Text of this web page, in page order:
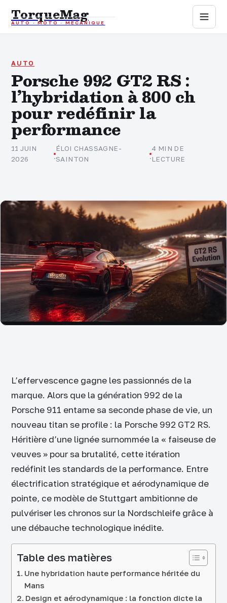
TorqueMag
AUTO · MOTO · MÉCANIQUE
Auto
Mécanique
Sports mécaniques
Assurance
AUTO
Porsche 992 GT2 RS :
l’hybridation à 800 ch
pour redéfinir la
performance
11 JUIN
2026
·
ÉLOI CHASSAGNE-
SAINTON
·
4 MIN DE
LECTURE
L’effervescence gagne les passionnés de la
marque. Alors que la génération 992 de la
Porsche 911 entame sa seconde phase de vie, un
nouveau titan se profile : la Porsche 992 GT2 RS.
Héritière d’une lignée surnommée la « faiseuse de
veuves » pour sa brutalité, cette itération
redéfinit les standards de la performance. Entre
électrification stratégique et aérodynamique de
pointe, ce modèle de Stuttgart ambitionne de
pulvériser les chronos sur la Nordschleife grâce à
une débauche technologique inédite.
Table des matières
Une hybridation haute performance héritée du
Mans
Design et aérodynamique : la fonction dicte la